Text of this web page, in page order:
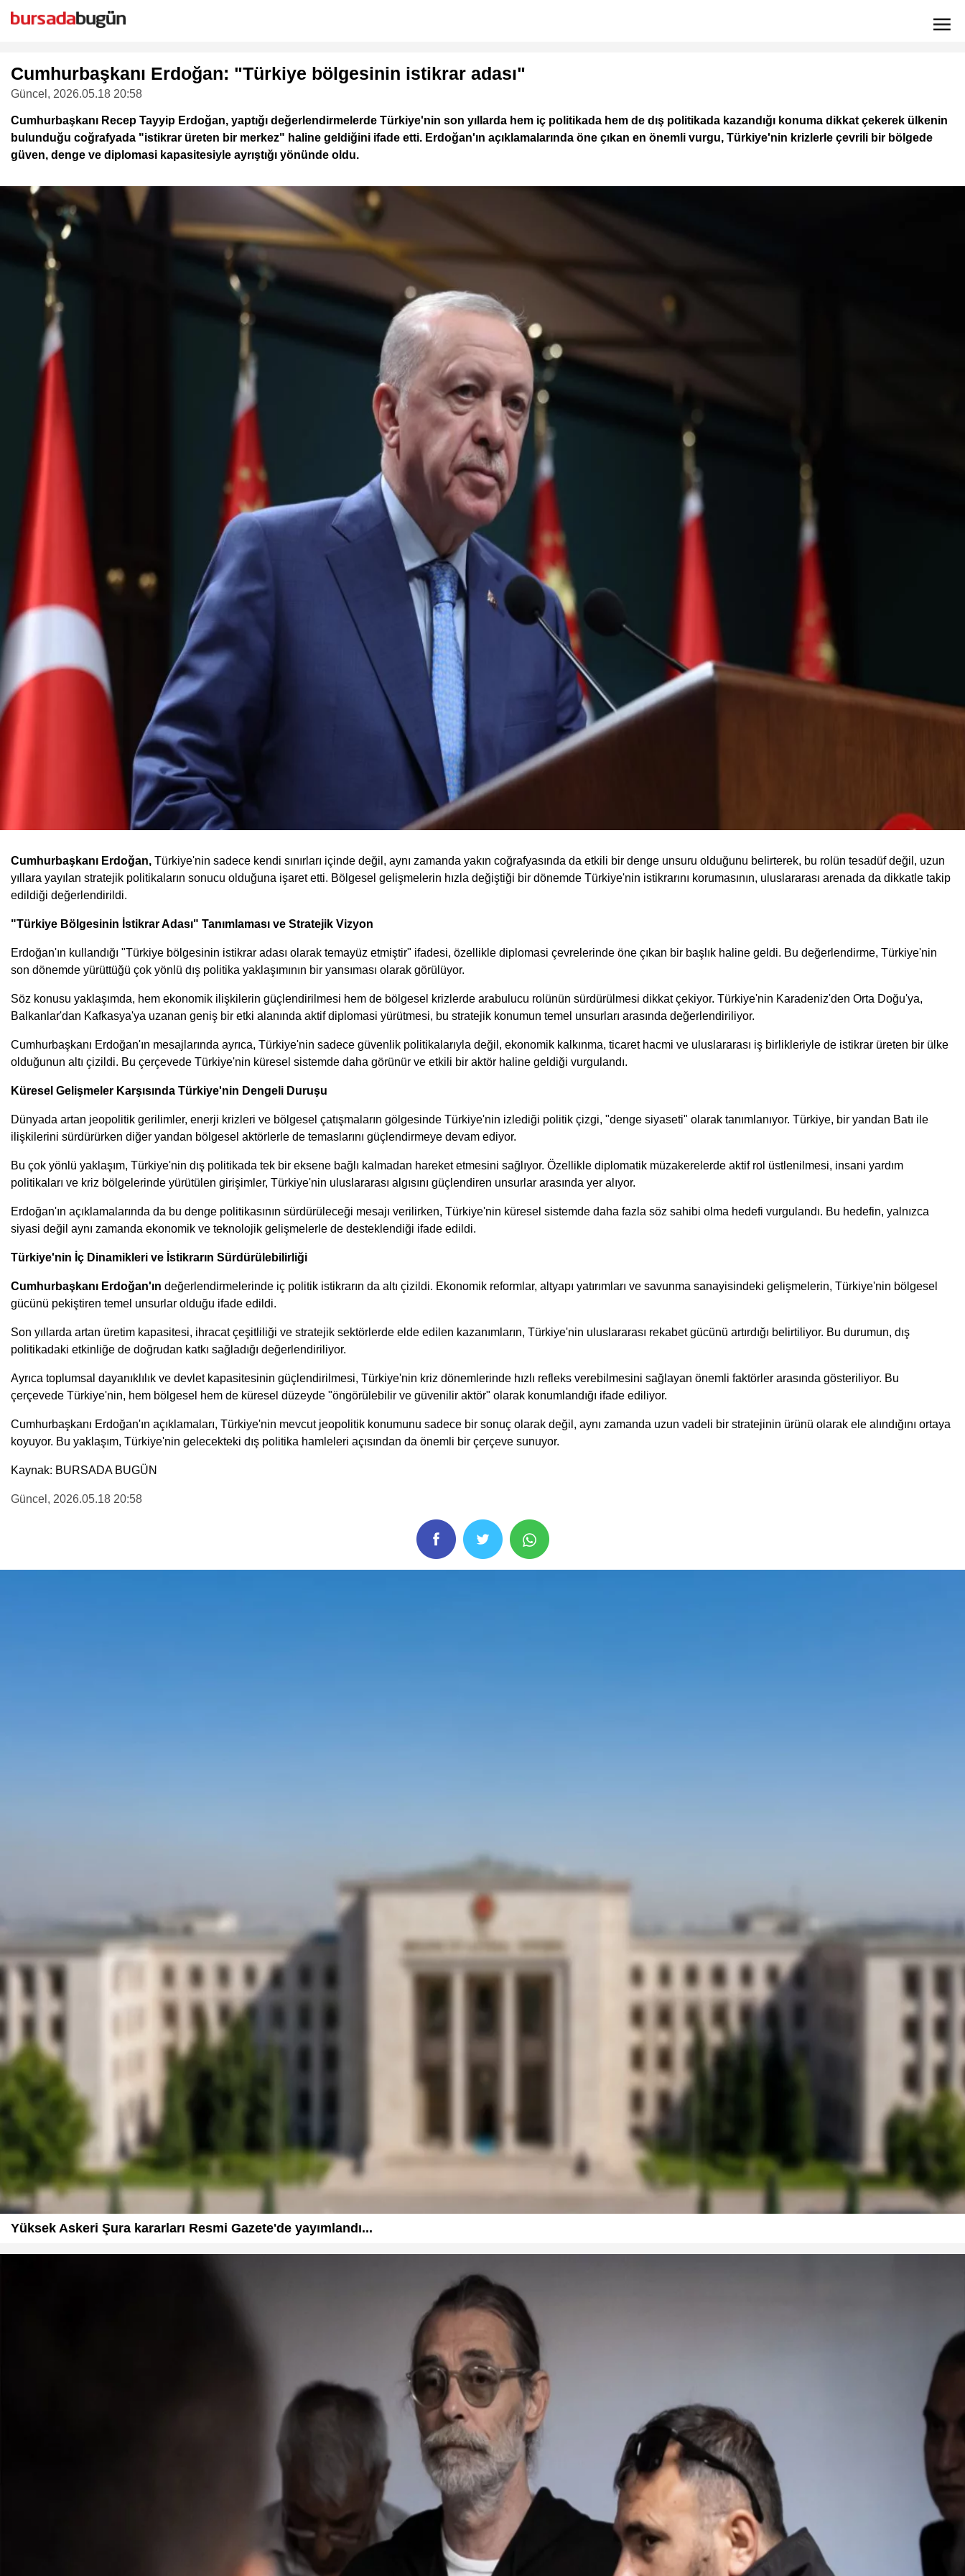
Cumhurbaşkanı Erdoğan: "Türkiye bölgesinin istikrar adası"
Güncel , 2026.05.18 20:58
Cumhurbaşkanı Recep Tayyip Erdoğan, yaptığı değerlendirmelerde Türkiye'nin son yıllarda hem iç politikada hem de dış politikada kazandığı konuma dikkat çekerek ülkenin
bulunduğu coğrafyada "istikrar üreten bir merkez" haline geldiğini ifade etti. Erdoğan'ın açıklamalarında öne çıkan en önemli vurgu, Türkiye'nin krizlerle çevrili bir bölgede
güven, denge ve diplomasi kapasitesiyle ayrıştığı yönünde oldu.
Cumhurbaşkanı Erdoğan, Türkiye'nin sadece kendi sınırları içinde değil, aynı zamanda yakın coğrafyasında da etkili bir denge unsuru olduğunu belirterek, bu rolün tesadüf değil, uzun
yıllara yayılan stratejik politikaların sonucu olduğuna işaret etti. Bölgesel gelişmelerin hızla değiştiği bir dönemde Türkiye'nin istikrarını korumasının, uluslararası arenada da dikkatle takip
edildiği değerlendirildi.
"Türkiye Bölgesinin İstikrar Adası" Tanımlaması ve Stratejik Vizyon
Erdoğan'ın kullandığı "Türkiye bölgesinin istikrar adası olarak temayüz etmiştir" ifadesi, özellikle diplomasi çevrelerinde öne çıkan bir başlık haline geldi. Bu değerlendirme, Türkiye'nin
son dönemde yürüttüğü çok yönlü dış politika yaklaşımının bir yansıması olarak görülüyor.
Söz konusu yaklaşımda, hem ekonomik ilişkilerin güçlendirilmesi hem de bölgesel krizlerde arabulucu rolünün sürdürülmesi dikkat çekiyor. Türkiye'nin Karadeniz'den Orta Doğu'ya,
Balkanlar'dan Kafkasya'ya uzanan geniş bir etki alanında aktif diplomasi yürütmesi, bu stratejik konumun temel unsurları arasında değerlendiriliyor.
Cumhurbaşkanı Erdoğan'ın mesajlarında ayrıca, Türkiye'nin sadece güvenlik politikalarıyla değil, ekonomik kalkınma, ticaret hacmi ve uluslararası iş birlikleriyle de istikrar üreten bir ülke
olduğunun altı çizildi. Bu çerçevede Türkiye'nin küresel sistemde daha görünür ve etkili bir aktör haline geldiği vurgulandı.
Küresel Gelişmeler Karşısında Türkiye'nin Dengeli Duruşu
Dünyada artan jeopolitik gerilimler, enerji krizleri ve bölgesel çatışmaların gölgesinde Türkiye'nin izlediği politik çizgi, "denge siyaseti" olarak tanımlanıyor. Türkiye, bir yandan Batı ile
ilişkilerini sürdürürken diğer yandan bölgesel aktörlerle de temaslarını güçlendirmeye devam ediyor.
Bu çok yönlü yaklaşım, Türkiye'nin dış politikada tek bir eksene bağlı kalmadan hareket etmesini sağlıyor. Özellikle diplomatik müzakerelerde aktif rol üstlenilmesi, insani yardım
politikaları ve kriz bölgelerinde yürütülen girişimler, Türkiye'nin uluslararası algısını güçlendiren unsurlar arasında yer alıyor.
Erdoğan'ın açıklamalarında da bu denge politikasının sürdürüleceği mesajı verilirken, Türkiye'nin küresel sistemde daha fazla söz sahibi olma hedefi vurgulandı. Bu hedefin, yalnızca
siyasi değil aynı zamanda ekonomik ve teknolojik gelişmelerle de desteklendiği ifade edildi.
Türkiye'nin İç Dinamikleri ve İstikrarın Sürdürülebilirliği
Cumhurbaşkanı Erdoğan'ın değerlendirmelerinde iç politik istikrarın da altı çizildi. Ekonomik reformlar, altyapı yatırımları ve savunma sanayisindeki gelişmelerin, Türkiye'nin bölgesel
gücünü pekiştiren temel unsurlar olduğu ifade edildi.
Son yıllarda artan üretim kapasitesi, ihracat çeşitliliği ve stratejik sektörlerde elde edilen kazanımların, Türkiye'nin uluslararası rekabet gücünü artırdığı belirtiliyor. Bu durumun, dış
politikadaki etkinliğe de doğrudan katkı sağladığı değerlendiriliyor.
Ayrıca toplumsal dayanıklılık ve devlet kapasitesinin güçlendirilmesi, Türkiye'nin kriz dönemlerinde hızlı refleks verebilmesini sağlayan önemli faktörler arasında gösteriliyor. Bu
çerçevede Türkiye'nin, hem bölgesel hem de küresel düzeyde "öngörülebilir ve güvenilir aktör" olarak konumlandığı ifade ediliyor.
Cumhurbaşkanı Erdoğan'ın açıklamaları, Türkiye'nin mevcut jeopolitik konumunu sadece bir sonuç olarak değil, aynı zamanda uzun vadeli bir stratejinin ürünü olarak ele alındığını ortaya
koyuyor. Bu yaklaşım, Türkiye'nin gelecekteki dış politika hamleleri açısından da önemli bir çerçeve sunuyor.
Kaynak: BURSADA BUGÜN
Güncel , 2026.05.18 20:58
Yüksek Askeri Şura kararları Resmi Gazete'de yayımlandı...